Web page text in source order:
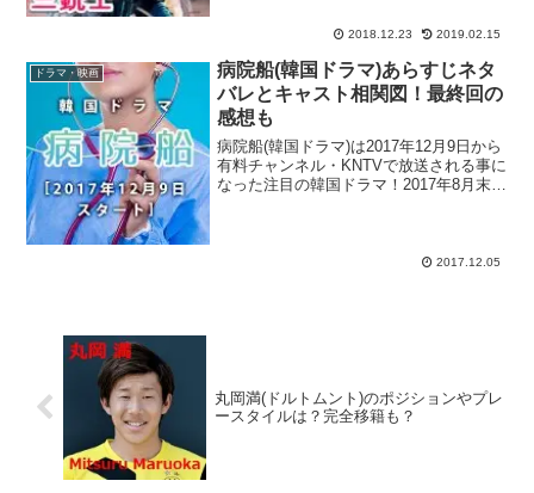
2018.12.23 2019.02.15
ドラマ・映画
病院船(韓国ドラマ)あらすじネタ
バレとキャスト相関図！最終回の
感想も
病院船(韓国ドラマ)は2017年12月9日から
有料チャンネル・KNTVで放送される事に
なった注目の韓国ドラマ！2017年8月末に
2017.12.05
丸岡満(ドルトムント)のポジションやプレ
ースタイルは？完全移籍も？